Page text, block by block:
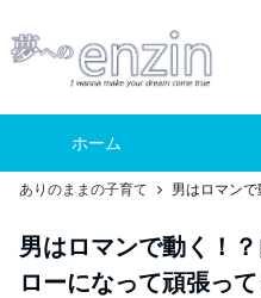
ホーム
ありのままの子育て
男はロマンで動く！
ローになって頑張って